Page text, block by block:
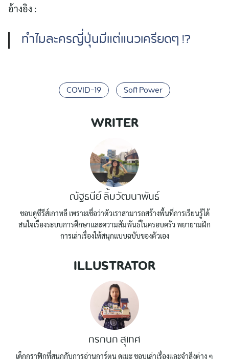
อ้างอิง :
ทำไมละครญี่ปุ่นมีแต่แนวเครียดๆ !?
COVID-19 Soft Power
WRITER
ณัฐธนีย์ ลิ้มวัฒนาพันธ์
ชอบดูซีรีส์เกาหลี เพราะเชื่อว่าตัวเราสามารถสร้างพื้นที่การเรียนรู้ได้
สนใจเรื่องระบบการศึกษาเเละความสัมพันธ์ในครอบครัว พยายามฝึก
การเล่าเรื่องให้สนุกเเบบฉบับของตัวเอง
ILLUSTRATOR
กรกนก สุเทศ
เด็กกราฟิกที่สนุกกับการอ่านการ์ตูน ดูเมะ ชอบเล่าเรื่องและจำสิ่งต่าง ๆ